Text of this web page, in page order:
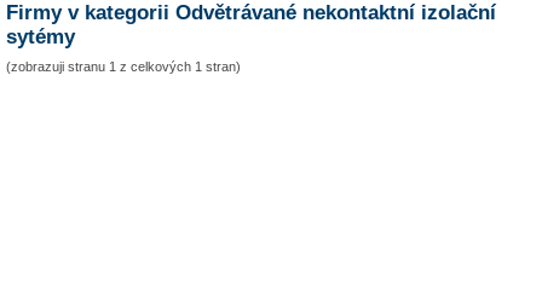
Firmy v kategorii Odvětrávané nekontaktní izolační
sytémy
(zobrazuji stranu 1 z celkových 1 stran)